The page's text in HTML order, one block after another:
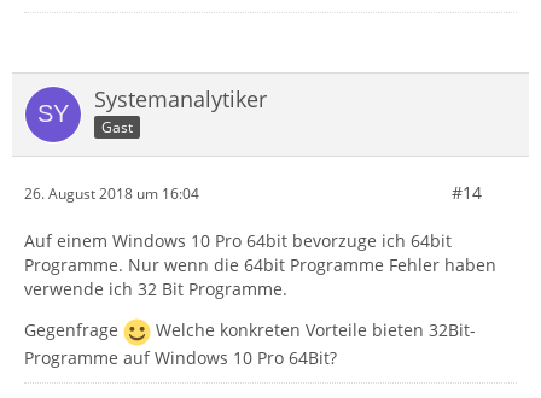
Systemanalytiker
Gast
26. August 2018 um 16:04 #14
Auf einem Windows 10 Pro 64bit bevorzuge ich 64bit
Programme. Nur wenn die 64bit Programme Fehler haben
verwende ich 32 Bit Programme.
Gegenfrage
Welche konkreten Vorteile bieten 32Bit-
Programme auf Windows 10 Pro 64Bit?